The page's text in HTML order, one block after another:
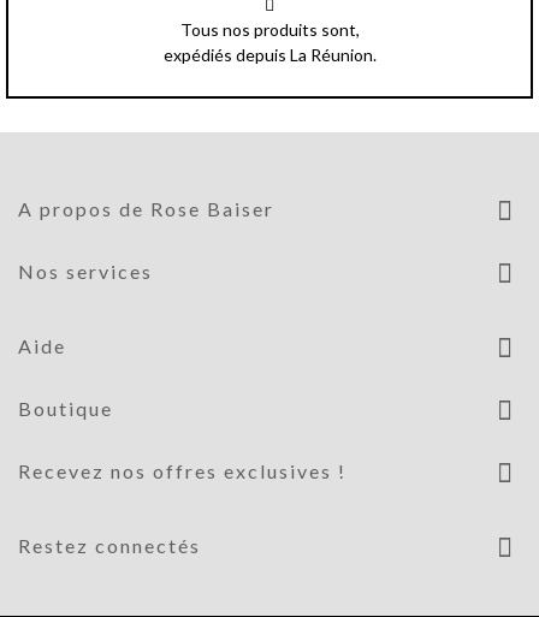
Tous nos produits sont,
expédiés depuis La Réunion.
A propos de Rose Baiser
Nos services
Aide
Boutique
Recevez nos offres exclusives !
Restez connectés